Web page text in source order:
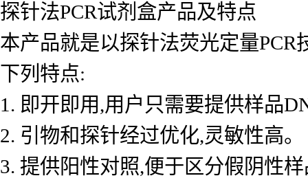
探针法PCR试剂盒产品及特点
本产品就是以探针法荧光定量
下列特点:
1. 即开即用,用户只需要提供样品
2. 引物和探针经过优化,灵敏性高。
3. 提供阳性对照,便于区分假阴性